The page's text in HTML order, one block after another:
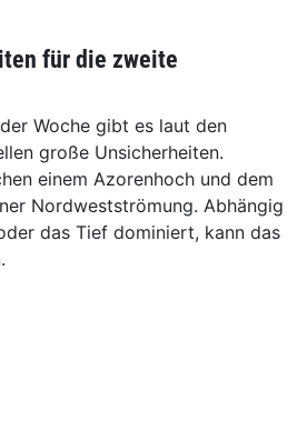
für die zweite
Woche gibt es laut den
große Unsicherheiten.
einem Azorenhoch und dem
Nordwestströmung. Abhängig
das Tief dominiert, kann das